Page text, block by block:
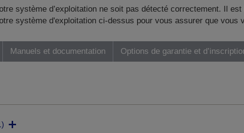
système d’exploitation ne soit pas détecté correctement. Il
système d'exploitation ci-dessus pour vous assurer que vous
Manuels et documentation Options de garantie et